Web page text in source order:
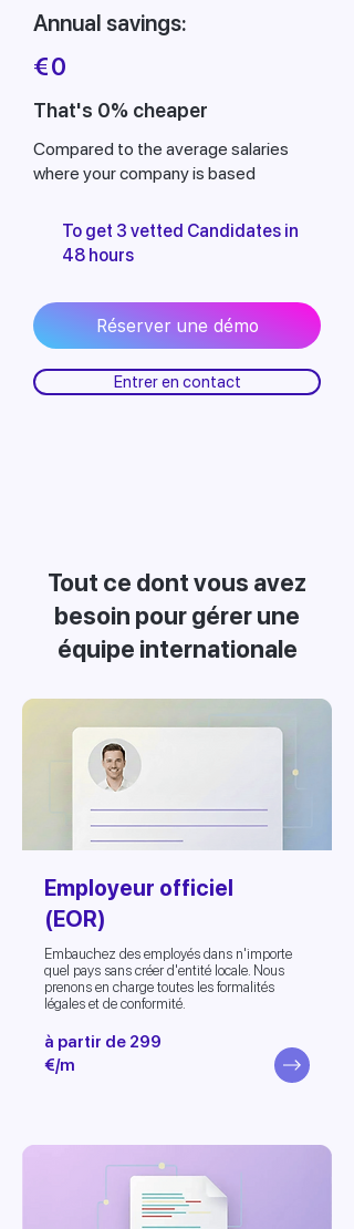
Annual savings:
€0
That's 0% cheaper
Compared to the average salaries
where your company is based
To get 3 vetted Candidates in
48 hours
Réserver une démo
Entrer en contact
Tout ce dont vous avez
besoin pour gérer une
équipe internationale
Employeur officiel
(EOR)
Embauchez des employés dans n'importe
quel pays sans créer d'entité locale. Nous
prenons en charge toutes les formalités
légales et de conformité.
à partir de 299
€/m